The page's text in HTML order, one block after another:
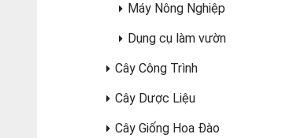
Máy Nông Nghiệp
Dụng cụ làm vườn
Cây Công Trình
Cây Dược Liệu
Cây Giống Hoa Đào